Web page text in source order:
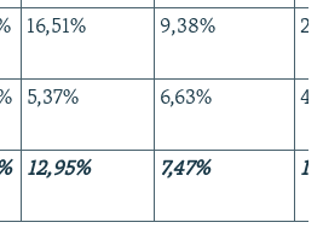
16,51% 9,38%
5,37% 6,63%
12,95% 7,47%